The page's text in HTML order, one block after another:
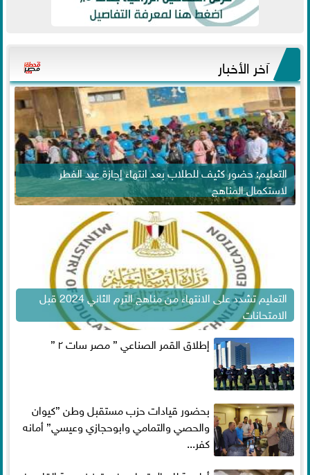
آخر الأخبار
التعليم: حضور كثيف للطلاب بعد انتهاء إجازة عيد الفطر
لاستكمال المناهج
التعليم تشدد على الانتهاء من مناهج الترم الثاني 2024 قبل
الامتحانات
إطلاق القمر الصناعي ” مصر سات ٢ ”
بحضور قيادات حزب مستقبل وطن ”كيوان
والحصي والتمامي وابوحجازي وعيسي” أمانه
كفر...